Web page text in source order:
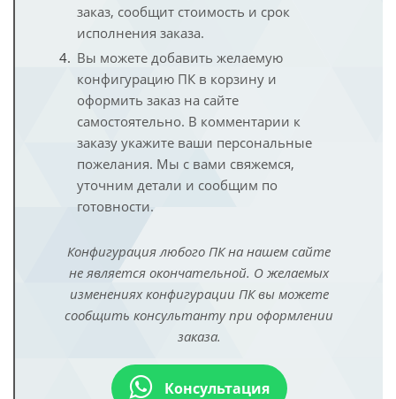
заказ, сообщит стоимость и срок
исполнения заказа.
Вы можете добавить желаемую
конфигурацию ПК в корзину и
оформить заказ на сайте
самостоятельно. В комментарии к
заказу укажите ваши персональные
пожелания. Мы с вами свяжемся,
уточним детали и сообщим по
готовности.
Конфигурация любого ПК на нашем сайте
не является окончательной. О желаемых
изменениях конфигурации ПК вы можете
сообщить консультанту при оформлении
заказа.
Консультация